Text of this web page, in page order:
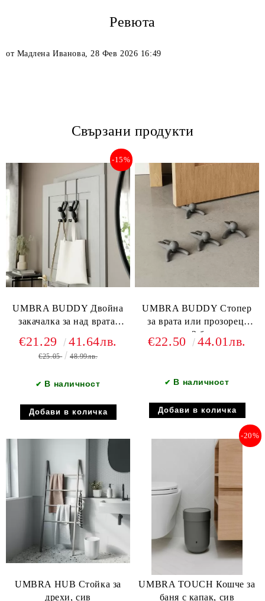
Ревюта
от Мадлена Иванова,28 Фев 2026 16:49
Свързани продукти
UMBRA BUDDY Двойна
закачалка за над врата,
-15%
€21.29 41.64лв.
€25.05 48.99лв.
✔ В наличност
UMBRA BUDDY Стопер
за врата или прозорец,
комплект 2 броя, сиви
€22.50 44.01лв.
✔ В наличност
UMBRA HUB Стойка за
дрехи, сив
UMBRA TOUCH Кошче за
баня с капак, сив
-20%